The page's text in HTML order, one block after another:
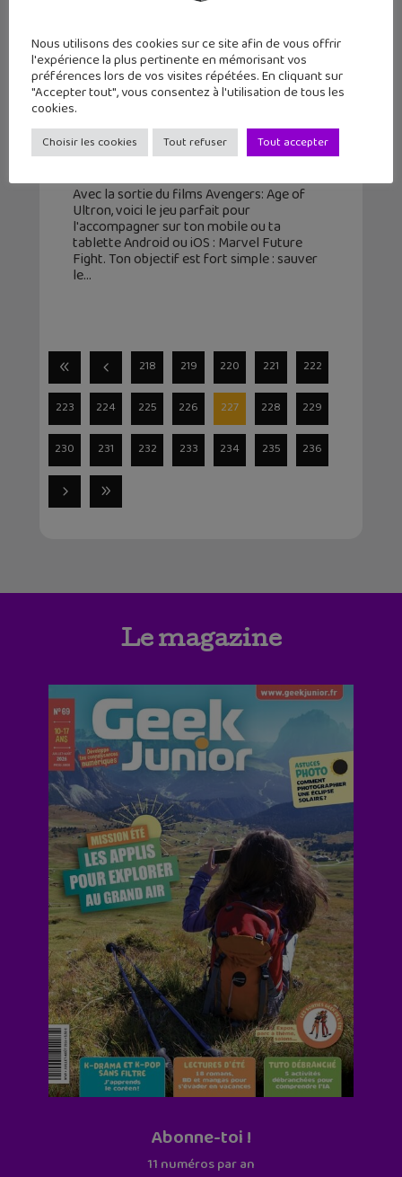
Sauve le monde dans Marvel Future
Fight sur iOS et Android
Avec la sortie du films Avengers: Age of
Ultron, voici le jeu parfait pour
l'accompagner sur ton mobile ou ta
tablette Android ou iOS : Marvel Future
Fight. Ton objectif est fort simple : sauver
le
218 219 220 221 222
223 224 225 226 227 228 229
230 231 232 233 234 235 236
Le magazine
Abonne-toi !
11 numéros par an
Nous utilisons des cookies sur ce site afin de vous offrir
l'expérience la plus pertinente en mémorisant vos
préférences lors de vos visites répétées. En cliquant sur
"Accepter tout", vous consentez à l'utilisation de tous les
cookies.
Choisir les cookies Tout refuser Tout accepter